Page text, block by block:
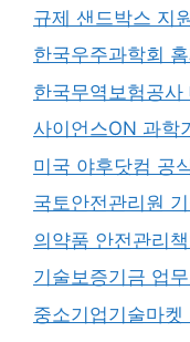
규제 샌드박스 지
한국우주과학회
한국무역보험공
사이언스ON 과학
미국 야후닷컴 공
국토안전관리원
의약품 안전관리
기술보증기금 업
중소기업기술마